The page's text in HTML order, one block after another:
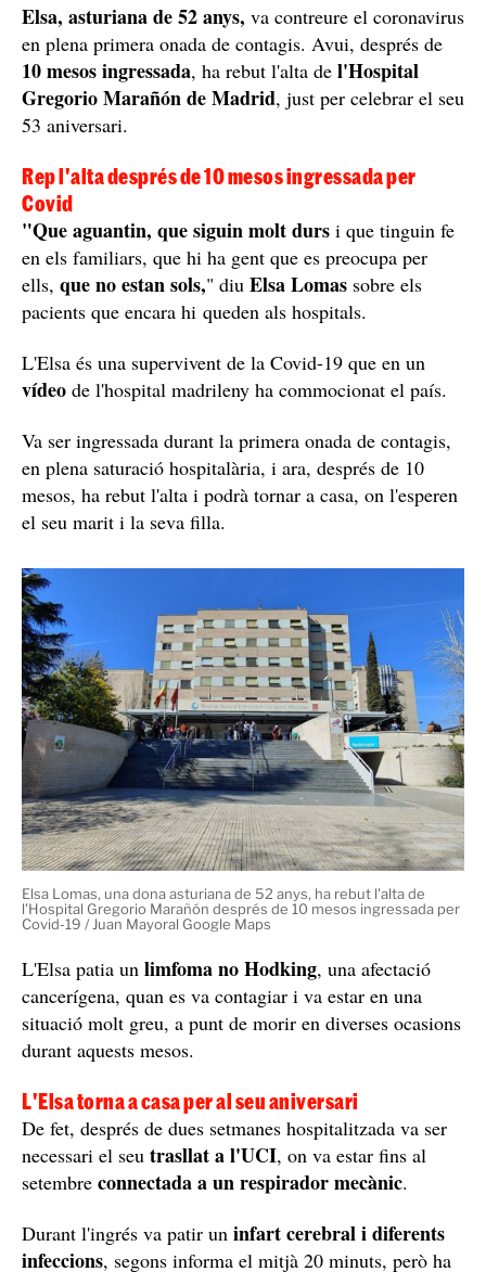
Elsa, asturiana de 52 anys, va contreure el coronavirus
en plena primera onada de contagis. Avui, després de
10 mesos ingressada, ha rebut l'alta de l'Hospital
Gregorio Marañón de Madrid, just per celebrar el seu
53 aniversari.
Rep l'alta després de 10 mesos ingressada per
Covid
"Que aguantin, que siguin molt durs i que tinguin fe
en els familiars, que hi ha gent que es preocupa per
ells, que no estan sols," diu Elsa Lomas sobre els
pacients que encara hi queden als hospitals.
L'Elsa és una supervivent de la Covid-19 que en un
vídeo de l'hospital madrileny ha commocionat el país.
Va ser ingressada durant la primera onada de contagis,
en plena saturació hospitalària, i ara, després de 10
mesos, ha rebut l'alta i podrà tornar a casa, on l'esperen
el seu marit i la seva filla.
Elsa Lomas, una dona asturiana de 52 anys, ha rebut l'alta de
l'Hospital Gregorio Marañón després de 10 mesos ingressada per
Covid-19 / Juan Mayoral Google Maps
L'Elsa patia un limfoma no Hodking, una afectació
cancerígena, quan es va contagiar i va estar en una
situació molt greu, a punt de morir en diverses ocasions
durant aquests mesos.
L'Elsa torna a casa per al seu aniversari
De fet, després de dues setmanes hospitalitzada va ser
necessari el seu trasllat a l'UCI, on va estar fins al
setembre connectada a un respirador mecànic.
Durant l'ingrés va patir un infart cerebral i diferents
infeccions, segons informa el mitjà 20 minuts, però ha